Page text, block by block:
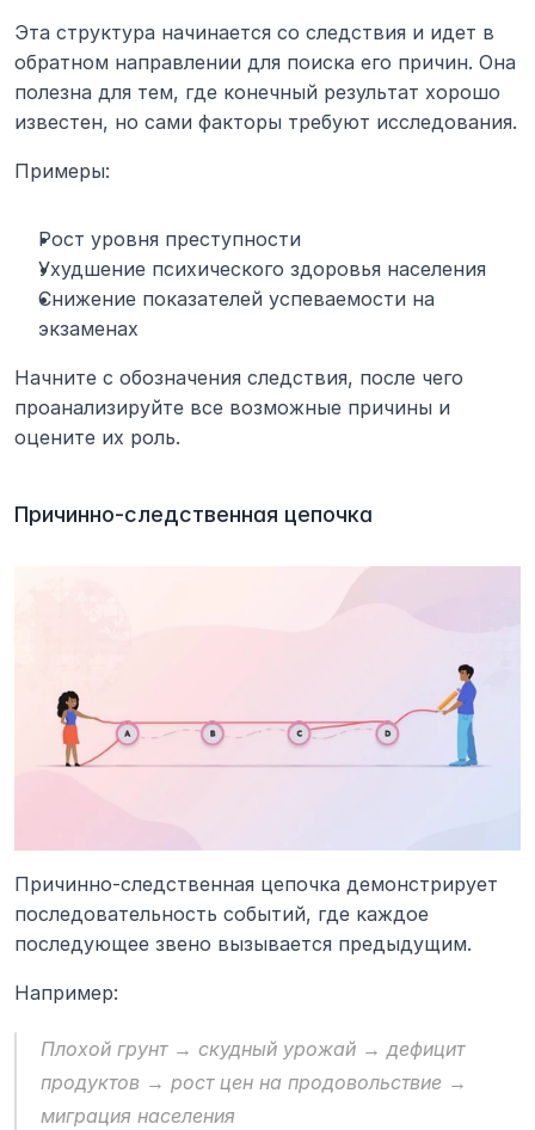
Эта структура начинается со следствия и идет в
обратном направлении для поиска его причин. Она
полезна для тем, где конечный результат хорошо
известен, но сами факторы требуют исследования.
Примеры:
Рост уровня преступности
Ухудшение психического здоровья населения
Снижение показателей успеваемости на
экзаменах
Начните с обозначения следствия, после чего
проанализируйте все возможные причины и
оцените их роль.
Причинно-следственная цепочка
Причинно-следственная цепочка демонстрирует
последовательность событий, где каждое
последующее звено вызывается предыдущим.
Например:
Плохой грунт → скудный урожай → дефицит
продуктов → рост цен на продовольствие →
миграция населения